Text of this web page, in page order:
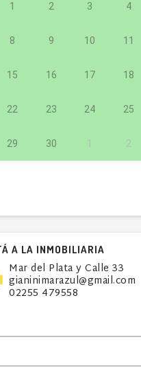
1 2 3 4
8 9 10 11
15 16 17 18
22 23 24 25
29 30 1 2
A LA INMOBILIARIA
Mar del Plata y Calle 33
gianinimarazul@gmail.com
02255 479558